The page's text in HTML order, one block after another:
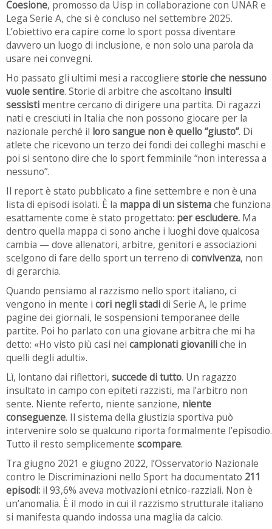
Coesione, promosso da Uisp in collaborazione con UNAR e
Lega Serie A, che si è concluso nel settembre 2025.
L’obiettivo era capire come lo sport possa diventare
davvero un luogo di inclusione, e non solo una parola da
usare nei convegni.
Ho passato gli ultimi mesi a raccogliere storie che nessuno
vuole sentire. Storie di arbitre che ascoltano insulti
sessisti mentre cercano di dirigere una partita. Di ragazzi
nati e cresciuti in Italia che non possono giocare per la
nazionale perché il loro sangue non è quello “giusto”. Di
atlete che ricevono un terzo dei fondi dei colleghi maschi e
poi si sentono dire che lo sport femminile “non interessa a
nessuno”.
Il report è stato pubblicato a fine settembre e non è una
lista di episodi isolati. È la mappa di un sistemache funziona
esattamente come è stato progettato: per escludere. Ma
dentro quella mappa ci sono anche i luoghi dove qualcosa
cambia — dove allenatori, arbitre, genitori e associazioni
scelgono di fare dello sport un terreno di convivenza, non
di gerarchia.
Quando pensiamo al razzismo nello sport italiano, ci
vengono in mente i cori negli stadidi Serie A, le prime
pagine dei giornali, le sospensioni temporanee delle
partite. Poi ho parlato con una giovane arbitra che mi ha
detto: «Ho visto più casi nei campionati giovaniliche in
quelli degli adulti».
Lì, lontano dai riflettori, succede di tutto. Un ragazzo
insultato in campo con epiteti razzisti, ma l’arbitro non
sente. Niente referto, niente sanzione, niente
conseguenze. Il sistema della giustizia sportiva può
intervenire solo se qualcuno riporta formalmente l’episodio.
Tutto il resto semplicemente scompare.
Tra giugno 2021 e giugno 2022, l’Osservatorio Nazionale
contro le Discriminazioni nello Sport ha documentato 211
episodi: il 93,6% aveva motivazioni etnico-razziali. Non è
un’anomalia. È il modo in cui il razzismo strutturale italiano
si manifesta quando indossa una maglia da calcio.